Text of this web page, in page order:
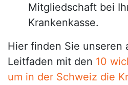
Mitgliedschaft bei
Krankenkasse.
Hier finden Sie unseren
Leitfaden mit den 10
um in der Schweiz die